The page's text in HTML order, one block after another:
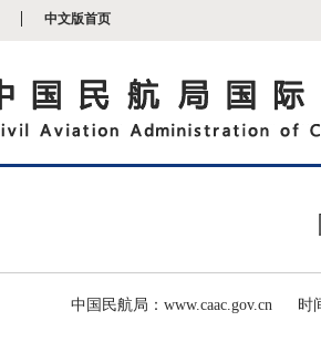
中文版首页
中国民航局：www.caac.gov.cn 时